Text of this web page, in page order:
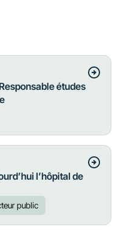
études
l’hôpital de
public